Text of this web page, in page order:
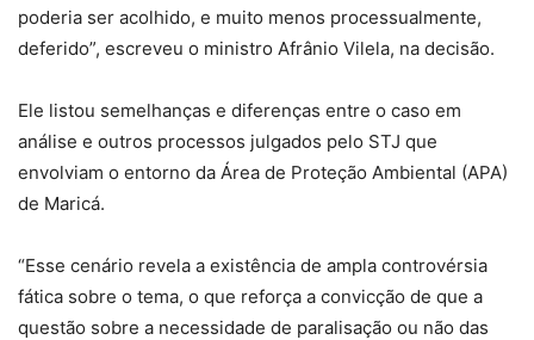
poderia ser acolhido, e muito menos processualmente,
deferido”, escreveu o ministro Afrânio Vilela, na decisão.
Ele listou semelhanças e diferenças entre o caso em
análise e outros processos julgados pelo STJ que
envolviam o entorno da Área de Proteção Ambiental (APA)
de Maricá.
“Esse cenário revela a existência de ampla controvérsia
fática sobre o tema, o que reforça a convicção de que a
questão sobre a necessidade de paralisação ou não das